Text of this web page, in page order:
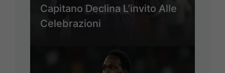
Capitano Declina L’invito Alle
Celebrazioni